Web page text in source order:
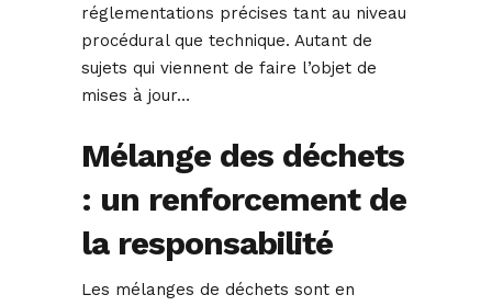
réglementations précises tant au niveau
procédural que technique. Autant de
sujets qui viennent de faire l’objet de
mises à jour…
Mélange des déchets
: un renforcement de
la responsabilité
Les mélanges de déchets sont en